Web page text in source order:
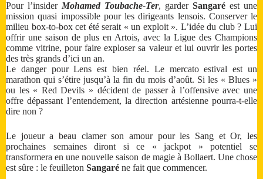
Pour l’insider Mohamed Toubache‑Ter, garder Sangaré est une
mission quasi impossible pour les dirigeants lensois. Conserver le
milieu box-to-box cet été serait « un exploit ». L’idée du club ? Lui
offrir une saison de plus en Artois, avec la Ligue des Champions
comme vitrine, pour faire exploser sa valeur et lui ouvrir les portes
des très grands d’ici un an.
Le danger pour Lens est bien réel. Le mercato estival est un
marathon qui s’étire jusqu’à la fin du mois d’août. Si les « Blues »
ou les « Red Devils » décident de passer à l’offensive avec une
offre dépassant l’entendement, la direction artésienne pourra-t-elle
dire non ?
Le joueur a beau clamer son amour pour les Sang et Or, les
prochaines semaines diront si ce « jackpot » potentiel se
transformera en une nouvelle saison de magie à Bollaert. Une chose
est sûre : le feuilleton Sangaré ne fait que commencer.